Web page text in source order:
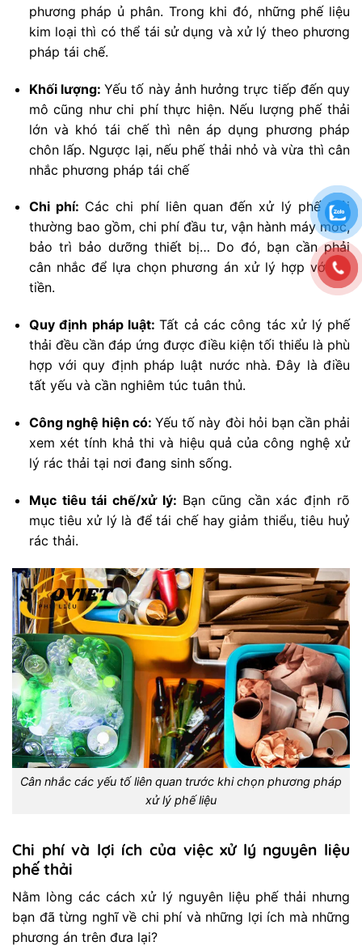
phương pháp ủ phân. Trong khi đó, những phế liệu
kim loại thì có thể tái sử dụng và xử lý theo phương
pháp tái chế.
Khối lượng:Yếu tố này ảnh hưởng trực tiếp đến quy
mô cũng như chi phí thực hiện. Nếu lượng phế thải
lớn và khó tái chế thì nên áp dụng phương pháp
chôn lấp. Ngược lại, nếu phế thải nhỏ và vừa thì cân
nhắc phương pháp tái chế
Chi phí: Các chi phí liên quan đến xử lý phế thải
thường bao gồm, chi phí đầu tư, vận hành máy móc,
bảo trì bảo dưỡng thiết bị… Do đó, bạn cần phải
cân nhắc để lựa chọn phương án xử lý hợp với túi
tiền.
Quy định pháp luật:Tất cả các công tác xử lý phế
thải đều cần đáp ứng được điều kiện tối thiểu là phù
hợp với quy định pháp luật nước nhà. Đây là điều
tất yếu và cần nghiêm túc tuân thủ.
Công nghệ hiện có:Yếu tố này đòi hỏi bạn cần phải
xem xét tính khả thi và hiệu quả của công nghệ xử
lý rác thải tại nơi đang sinh sống.
Mục tiêu tái chế/xử lý: Bạn cũng cần xác định rõ
mục tiêu xử lý là để tái chế hay giảm thiểu, tiêu huỷ
rác thải.
Cân nhắc các yếu tố liên quan trước khi chọn phương pháp
xử lý phế liệu
Chi phí và lợi ích của việc xử lý nguyên liệu
phế thải
Nằm lòng các cách xử lý nguyên liệu phế thải nhưng
bạn đã từng nghĩ về chi phí và những lợi ích mà những
phương án trên đưa lại?